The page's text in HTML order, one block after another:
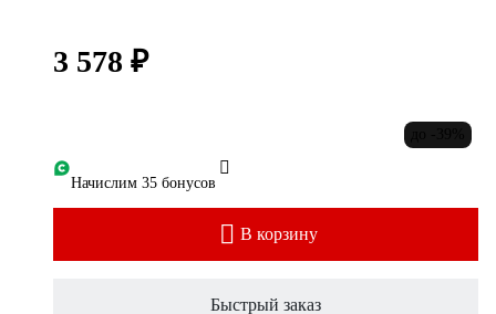
3 578 ₽
Начислим 35 бонусов
В корзину
Быстрый заказ